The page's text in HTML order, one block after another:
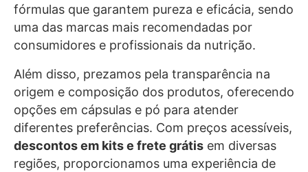
fórmulas que garantem pureza e eficácia, sendo
uma das marcas mais recomendadas por
consumidores e profissionais da nutrição.
Além disso, prezamos pela transparência na
origem e composição dos produtos, oferecendo
opções em cápsulas e pó para atender
diferentes preferências. Com preços acessíveis,
descontos em kits e frete grátis em diversas
regiões, proporcionamos uma experiência de